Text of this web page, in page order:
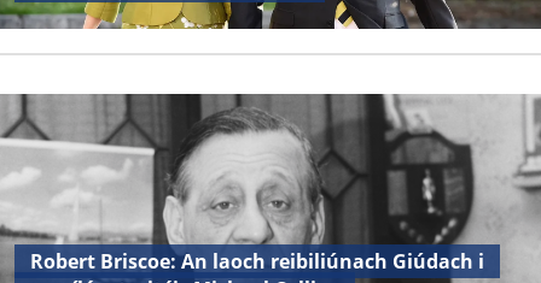
Robert Briscoe: An laoch reibiliúnach Giúdach i